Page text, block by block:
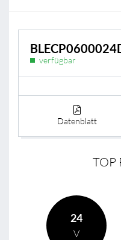
verfügbar
Datenblatt
TOP
24
V